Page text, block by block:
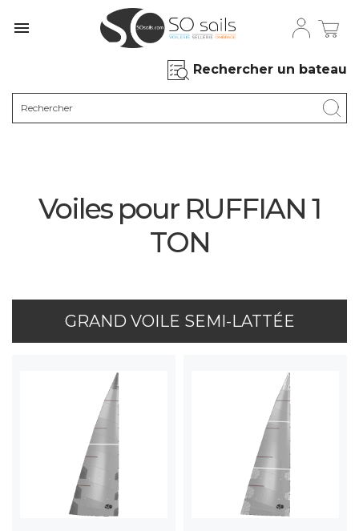

Rechercher un bateau
Voiles pour RUFFIAN 1
TON
GRAND VOILE SEMI-LATTÉE